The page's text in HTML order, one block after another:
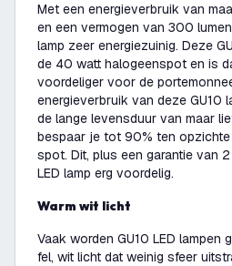
Met een energieverbruik van
en een vermogen van 300
lamp zeer energiezuinig. Deze
de 40 watt halogeenspot en is
voordeliger voor de
energieverbruik van deze GU10
de lange levensduur van maar
bespaar je tot 90% ten opzichte
spot. Dit, plus een garantie van
LED lamp erg voordelig.
Warm wit licht
Vaak worden GU10 LED lampen
fel, wit licht dat weinig sfeer